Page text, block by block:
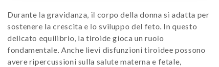
Durante la gravidanza, il corpo della donna si adatta per
sostenere la crescita e lo sviluppo del feto. In questo
delicato equilibrio, la tiroide gioca un ruolo
fondamentale. Anche lievi disfunzioni tiroidee possono
avere ripercussioni sulla salute materna e fetale,